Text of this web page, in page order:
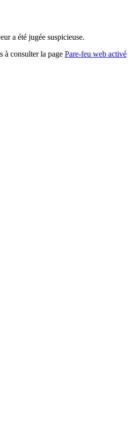
a été jugée suspicieuse.
à consulter la page Pare-feu web activé